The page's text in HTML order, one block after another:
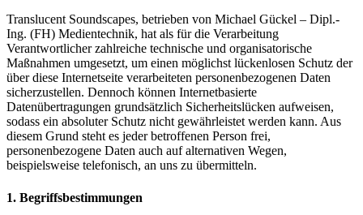
Translucent Soundscapes, betrieben von Michael Gückel – Dipl.-
Ing. (FH) Medientechnik, hat als für die Verarbeitung
Verantwortlicher zahlreiche technische und organisatorische
Maßnahmen umgesetzt, um einen möglichst lückenlosen Schutz der
über diese Internetseite verarbeiteten personenbezogenen Daten
sicherzustellen. Dennoch können Internetbasierte
Datenübertragungen grundsätzlich Sicherheitslücken aufweisen,
sodass ein absoluter Schutz nicht gewährleistet werden kann. Aus
diesem Grund steht es jeder betroffenen Person frei,
personenbezogene Daten auch auf alternativen Wegen,
beispielsweise telefonisch, an uns zu übermitteln.
1. Begriffsbestimmungen